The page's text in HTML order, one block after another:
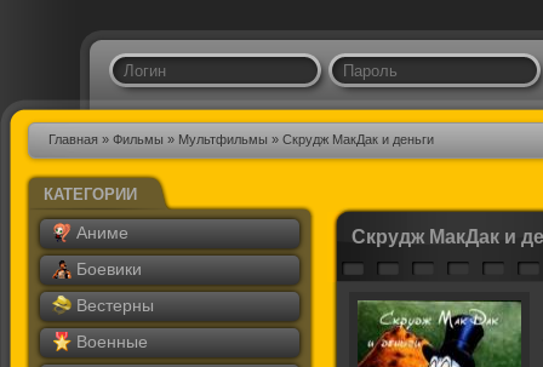
Главная » Фильмы » Мультфильмы » Скрудж МакДак и деньги
КАТЕГОРИИ
Аниме
Боевики
Вестерны
Военные
Скрудж МакДак и